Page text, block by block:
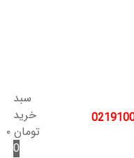
سبد
خرید
تومان۰
0